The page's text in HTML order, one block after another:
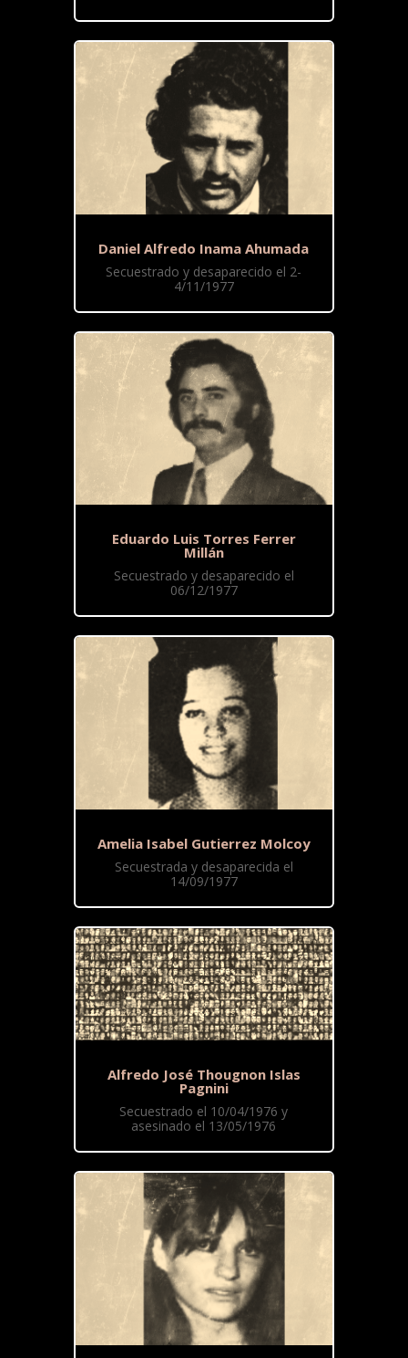
Daniel Alfredo Inama Ahumada
Secuestrado y desaparecido el 2-
4/11/1977
Eduardo Luis Torres Ferrer
Millán
Secuestrado y desaparecido el
06/12/1977
Amelia Isabel Gutierrez Molcoy
Secuestrada y desaparecida el
14/09/1977
Alfredo José Thougnon Islas
Pagnini
Secuestrado el 10/04/1976 y
asesinado el 13/05/1976